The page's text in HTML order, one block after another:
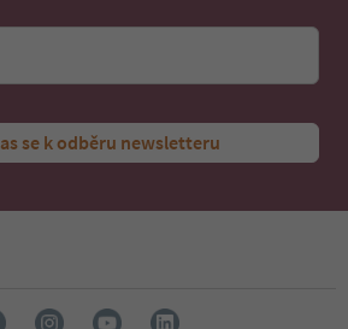
se k odběru newsletteru